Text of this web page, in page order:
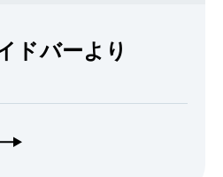
ドバーより